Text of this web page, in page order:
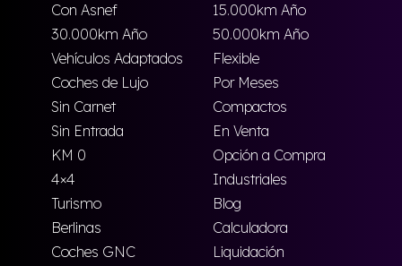
Con Asnef
15.000km Año
30.000km Año
50.000km Año
Vehículos Adaptados
Flexible
Coches de Lujo
Por Meses
Sin Carnet
Compactos
Sin Entrada
En Venta
KM 0
Opción a Compra
4×4
Industriales
Turismo
Blog
Berlinas
Calculadora
Coches GNC
Liquidación